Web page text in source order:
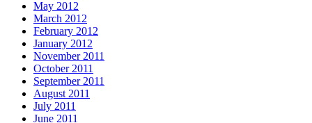
May 2012
March 2012
February 2012
January 2012
November 2011
October 2011
September 2011
August 2011
July 2011
June 2011